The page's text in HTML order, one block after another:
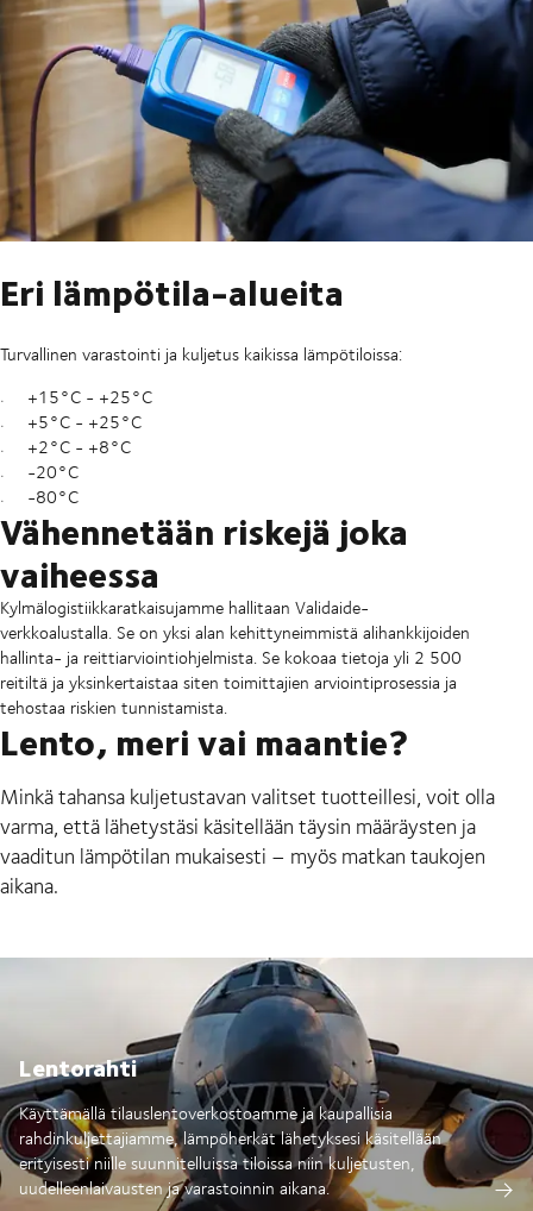
Eri lämpötila-alueita
Turvallinen varastointi ja kuljetus kaikissa lämpötiloissa:
+15°C - +25°C
+5°C - +25°C
+2°C - +8°C
-20°C
-80°C
Vähennetään riskejä joka
vaiheessa
Kylmälogistiikkaratkaisujamme hallitaan Validaide-
verkkoalustalla. Se on yksi alan kehittyneimmistä alihankkijoiden
hallinta- ja reittiarviointiohjelmista. Se kokoaa tietoja yli 2 500
reitiltä ja yksinkertaistaa siten toimittajien arviointiprosessia ja
tehostaa riskien tunnistamista.
Lento, meri vai maantie?
Minkä tahansa kuljetustavan valitset tuotteillesi, voit olla
varma, että lähetystäsi käsitellään täysin määräysten ja
vaaditun lämpötilan mukaisesti – myös matkan taukojen
aikana.
Lentorahti
Käyttämällä tilauslentoverkostoamme ja kaupallisia
rahdinkuljettajiamme, lämpöherkät lähetyksesi käsitellään
erityisesti niille suunnitelluissa tiloissa niin kuljetusten,
uudelleenlaivausten ja varastoinnin aikana.